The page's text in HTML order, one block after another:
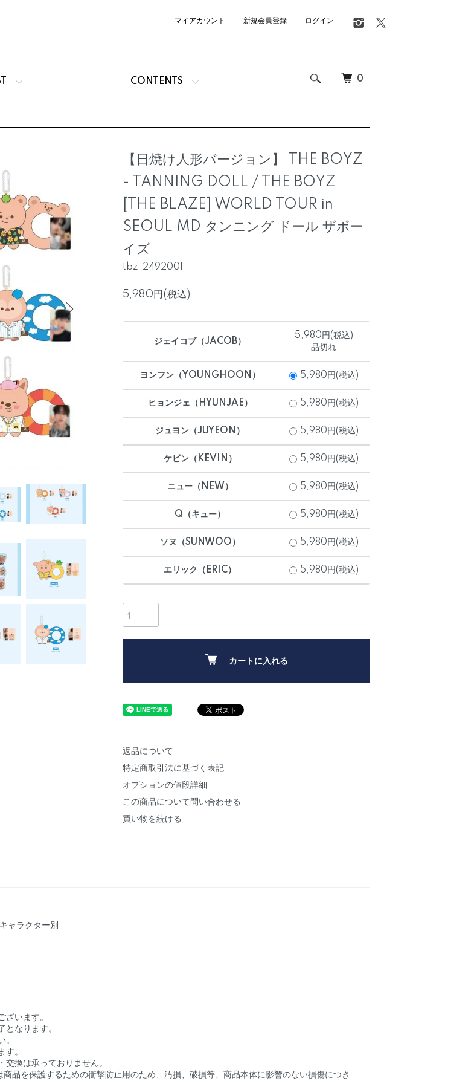
0
CONTENTS
マイアカウント 新規会員登録 ログイン
【日焼け人形バージョン】 THE BOYZ
- TANNING DOLL / THE BOYZ
[THE BLAZE] WORLD TOUR in
SEOUL MD タンニング ドール ザボー
イズ
tbz-2492001
5,980円(税込)
ジェイコブ（JACOB）
5,980円(税込)
品切れ
ヨンフン（YOUNGHOON） 5,980円(税込)
ヒョンジェ（HYUNJAE） 5,980円(税込)
ジュヨン（JUYEON） 5,980円(税込)
ケビン（KEVIN） 5,980円(税込)
ニュー（NEW） 5,980円(税込)
Q（キュー） 5,980円(税込)
ソヌ（SUNWOO） 5,980円(税込)
エリック（ERIC） 5,980円(税込)
カートに入れる
返品について
特定商取引法に基づく表記
オプションの値段詳細
この商品について問い合わせる
買い物を続ける
ラクター別
います。
なります。
。
換は承っておりません。
品を保護するための衝撃防止用のため、汚損、破損等、商品本体に影響のない損傷につき